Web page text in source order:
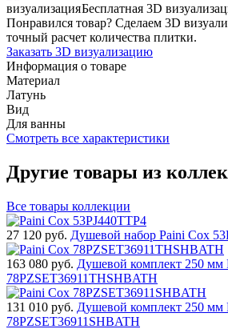
Бесплатная 3D
Понравился товар? Сделаем 3D
точный расчет количества плитки.
Заказать 3D визуализацию
Информация о товаре
Материал
Латунь
Вид
Для ванны
Смотреть все характеристики
Другие товары из
Все товары коллекции
27 120 руб. Душевой набор Paini Cox
163 080 руб. Душевой комплект 250 мм
78PZSET36911THSHBATH
131 010 руб. Душевой комплект 250 мм
78PZSET36911SHBATH